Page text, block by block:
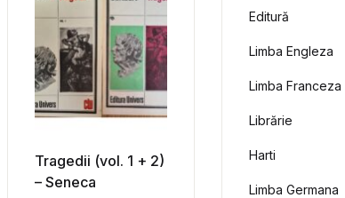
Tragedii (vol. 1 + 2)
– Seneca
Editură
Limba Engleza
Limba Franceza
Librărie
Harti
Limba Germana